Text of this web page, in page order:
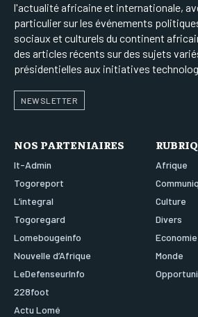
l'actualité africaine et internationale,
particulier sur les événements
sociaux et culturels du continent
des articles récents sur des sujets
présidentielles aux initiatives
NEWSLETTER
NOS PARTENIAIRES
It-Admin
Togoreport
L’integral
Togoregard
Lomebougeinfo
Nouvelle d’Afrique
LeDefenseurInfo
228foot
Actu Lomé
Afrique
Culture
Divers
Economie
Monde